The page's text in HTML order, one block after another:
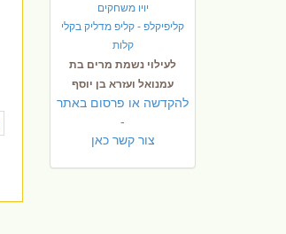
יויו משחקים
קליפיקלפ - קליפ מדליק בקלי
קלות
לעילוי נשמת מרים בת
עמנואל ועזרא בן יוסף
להקדשה או פרסום באתר
-
צור קשר כאן